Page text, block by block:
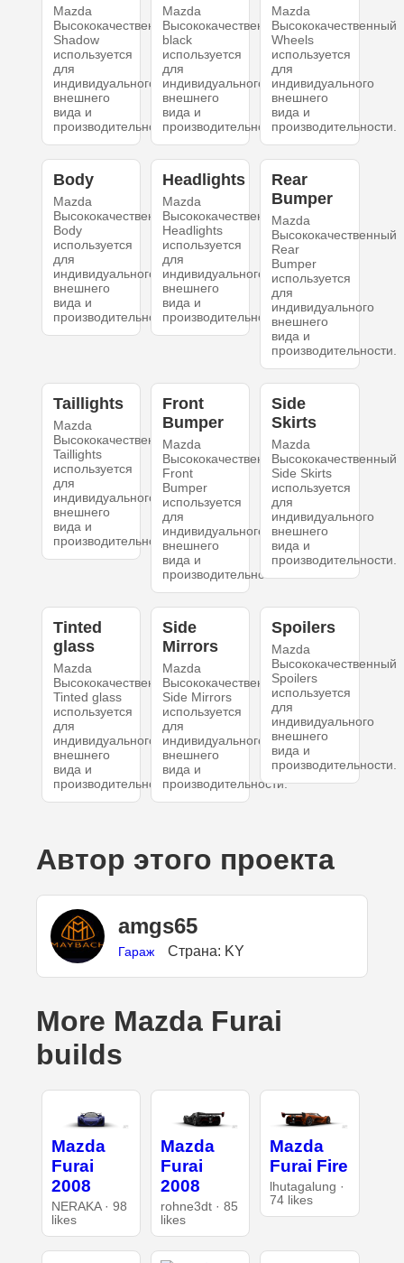
Mazda
Высококачественный
Shadow
используется
для
индивидуального
внешнего
вида и
производительности.
Mazda
Высококачественный
black
используется
для
индивидуального
внешнего
вида и
производительности.
Mazda
Высококачественный
Wheels
используется
для
индивидуального
внешнего
вида и
производительности.
Body
Mazda
Высококачественный
Body
используется
для
индивидуального
внешнего
вида и
производительности.
Headlights
Mazda
Высококачественный
Headlights
используется
для
индивидуального
внешнего
вида и
производительности.
Rear
Bumper
Mazda
Высококачественный
Rear
Bumper
используется
для
индивидуального
внешнего
вида и
производительности.
Taillights
Mazda
Высококачественный
Taillights
используется
для
индивидуального
внешнего
вида и
производительности.
Front
Bumper
Mazda
Высококачественный
Front
Bumper
используется
для
индивидуального
внешнего
вида и
производительности.
Side
Skirts
Mazda
Высококачественный
Side Skirts
используется
для
индивидуального
внешнего
вида и
производительности.
Tinted
glass
Mazda
Высококачественный
Tinted glass
используется
для
индивидуального
внешнего
вида и
производительности.
Side
Mirrors
Mazda
Высококачественный
Side Mirrors
используется
для
индивидуального
внешнего
вида и
производительности.
Spoilers
Mazda
Высококачественный
Spoilers
используется
для
индивидуального
внешнего
вида и
производительности.
Автор этого проекта
amgs65
Гараж Страна: KY
More Mazda Furai
builds
Mazda
Furai
2008
NERAKA · 98
likes
Mazda
Furai
2008
rohne3dt · 85
likes
Mazda
Furai Fire
lhutagalung ·
74 likes